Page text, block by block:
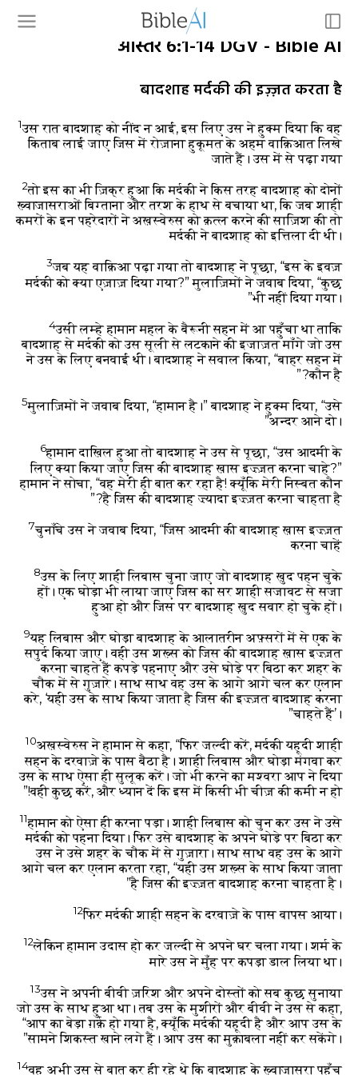
आस्तर 6:1-14 DGV - Bible AI
बादशाह मर्दकी की इज़्ज़त करता है
1उस रात बादशाह को नींद न आई, इस लिए उस ने हुक्म दिया कि वह
किताब लाई जाए जिस में रोज़ाना हुकूमत के अहम वाक़िआत लिखे
जाते हैं। उस में से पढ़ा गया
2तो इस का भी ज़िक्र हुआ कि मर्दकी ने किस तरह बादशाह को दोनों
ख़्वाजासराओं बिग्ताना और तरश के हाथ से बचाया था, कि जब शाही
कमरों के इन पहरेदारों ने अख़स्वेरुस को क़त्ल करने की साज़िश की तो
मर्दकी ने बादशाह को इत्तिला दी थी।
3जब यह वाक़िआ पढ़ा गया तो बादशाह ने पूछा, “इस के इवज़
मर्दकी को क्या एज़ाज़ दिया गया?” मुलाज़िमों ने जवाब दिया, “कुछ
भी नहीं दिया गया।”
4उसी लम्हे हामान महल के बैरूनी सहन में आ पहुँचा था ताकि
बादशाह से मर्दकी को उस सूली से लटकाने की इजाज़त माँगे जो उस
ने उस के लिए बनवाई थी। बादशाह ने सवाल किया, “बाहर सहन में
कौन है?”
5मुलाज़िमों ने जवाब दिया, “हामान है।” बादशाह ने हुक्म दिया, “उसे
अन्दर आने दो।”
6हामान दाख़िल हुआ तो बादशाह ने उस से पूछा, “उस आदमी के
लिए क्या किया जाए जिस की बादशाह ख़ास इज़्ज़त करना चाहे?”
हामान ने सोचा, “वह मेरी ही बात कर रहा है! क्यूँकि मेरी निस्बत कौन
है जिस की बादशाह ज़्यादा इज़्ज़त करना चाहता है?”
7चुनाँचे उस ने जवाब दिया, “जिस आदमी की बादशाह ख़ास इज़्ज़त
करना चाहें
8उस के लिए शाही लिबास चुना जाए जो बादशाह ख़ुद पहन चुके
हों। एक घोड़ा भी लाया जाए जिस का सर शाही सजावट से सजा
हुआ हो और जिस पर बादशाह ख़ुद सवार हो चुके हों।
9यह लिबास और घोड़ा बादशाह के आलातरीन अफ़्सरों में से एक के
सपुर्द किया जाए। वही उस शख़्स को जिस की बादशाह ख़ास इज़्ज़त
करना चाहते हैं कपड़े पहनाए और उसे घोड़े पर बिठा कर शहर के
चौक में से गुज़ारे। साथ साथ वह उस के आगे आगे चल कर एलान
करे, ‘यही उस के साथ किया जाता है जिस की इज़्ज़त बादशाह करना
चाहते हैं’।”
10अख़स्वेरुस ने हामान से कहा, “फिर जल्दी करें, मर्दकी यहूदी शाही
सहन के दरवाज़े के पास बैठा है। शाही लिबास और घोड़ा मंगवा कर
उस के साथ ऐसा ही सुलूक करें। जो भी करने का मश्वरा आप ने दिया
वही कुछ करें, और ध्यान दें कि इस में किसी भी चीज़ की कमी न हो!”
11हामान को ऐसा ही करना पड़ा। शाही लिबास को चुन कर उस ने उसे
मर्दकी को पहना दिया। फिर उसे बादशाह के अपने घोड़े पर बिठा कर
उस ने उसे शहर के चौक में से गुज़ारा। साथ साथ वह उस के आगे
आगे चल कर एलान करता रहा, “यही उस शख़्स के साथ किया जाता
है जिस की इज़्ज़त बादशाह करना चाहता है।”
12फिर मर्दकी शाही सहन के दरवाज़े के पास वापस आया।
12लेकिन हामान उदास हो कर जल्दी से अपने घर चला गया। शर्म के
मारे उस ने मुँह पर कपड़ा डाल लिया था।
13उस ने अपनी बीवी ज़रिश और अपने दोस्तों को सब कुछ सुनाया
जो उस के साथ हुआ था। तब उस के मुशीरों और बीवी ने उस से कहा,
“आप का बेड़ा ग़र्क़ हो गया है, क्यूँकि मर्दकी यहूदी है और आप उस के
सामने शिकस्त खाने लगे हैं। आप उस का मुक़ाबला नहीं कर सकेंगे।”
14वह अभी उस से बात कर ही रहे थे कि बादशाह के ख़्वाजासरा पहुँच